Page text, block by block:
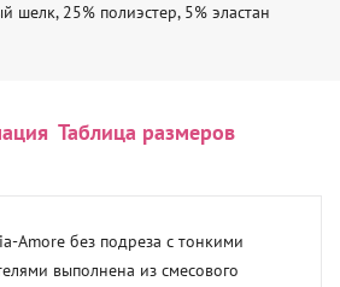
шелк, 25% полиэстер, 5% эластан
Таблица размеров
Amore без подреза с тонкими
выполнена из смесового